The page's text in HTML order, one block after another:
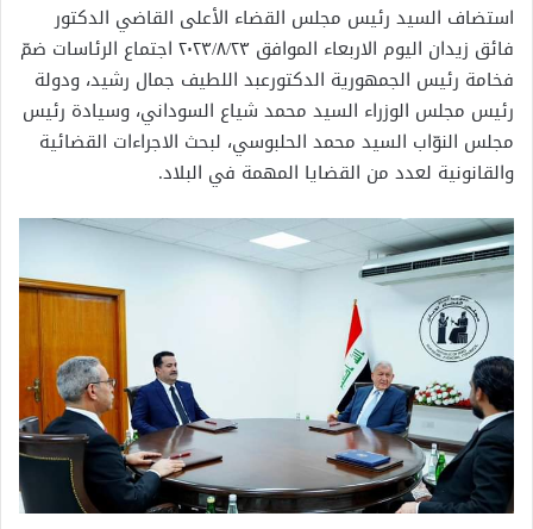
استضاف السيد رئيس مجلس القضاء الأعلى القاضي الدكتور
فائق زيدان اليوم الاربعاء الموافق ٢٠٢٣/٨/٢٣ اجتماع الرئاسات ضمّ
فخامة رئيس الجمهورية الدكتورعبد اللطيف جمال رشيد، ودولة
رئيس مجلس الوزراء السيد محمد شياع السوداني، وسيادة رئيس
مجلس النوّاب السيد محمد الحلبوسي، لبحث الاجراءات القضائية
والقانونية لعدد من القضايا المهمة في البلاد.